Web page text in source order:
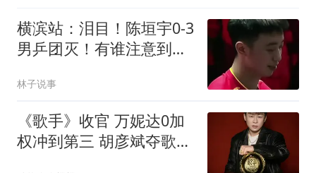
横滨站：泪目！陈垣宇0‑3
男乒团灭！有谁注意到他
林子说事
《歌手》收官 万妮达0加
权冲到第三 胡彦斌夺歌王